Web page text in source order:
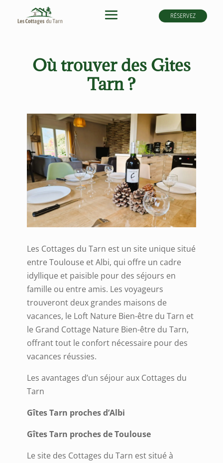
RÉSERVEZ
Où trouver des Gites
Tarn ?
Les Cottages du Tarn est un site unique situé
entre Toulouse et Albi, qui offre un cadre
idyllique et paisible pour des séjours en
famille ou entre amis. Les voyageurs
trouveront deux grandes maisons de
vacances, le Loft Nature Bien-être du Tarn et
le Grand Cottage Nature Bien-être du Tarn,
offrant tout le confort nécessaire pour des
vacances réussies.
Les avantages d’un séjour aux Cottages du
Tarn
Gîtes Tarn proches d’Albi
Gîtes Tarn proches de Toulouse
Le site des Cottages du Tarn est situé à